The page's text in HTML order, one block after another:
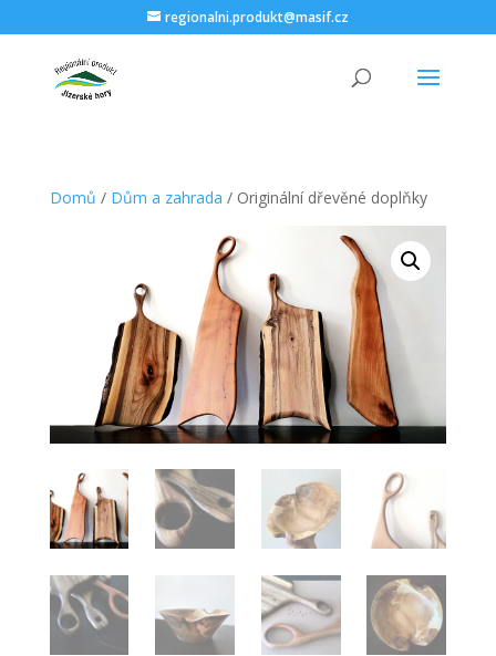
regionalni.produkt@masif.cz
Domů / Dům a zahrada / Originální dřevěné doplňky